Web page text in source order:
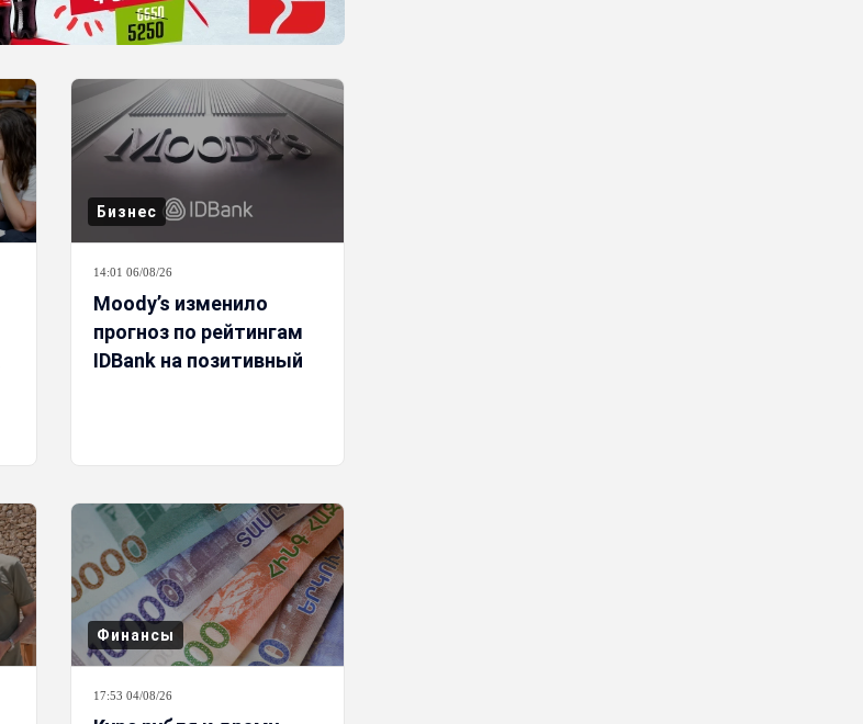
Бизнес
14:01 06/08/26
Moody’s изменило
прогноз по рейтингам
IDBank на позитивный
Финансы
17:53 04/08/26